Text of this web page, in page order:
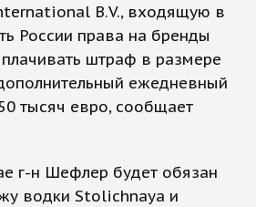
B.V., входящую в
России права на бренды
штраф в размере
ежедневный
тысяч евро, сообщает
г-н Шефлер будет обязан
водки Stolichnaya и